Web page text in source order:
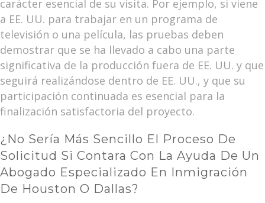
carácter esencial de su visita. Por ejemplo, si viene
a EE. UU. para trabajar en un programa de
televisión o una película, las pruebas deben
demostrar que se ha llevado a cabo una parte
significativa de la producción fuera de EE. UU. y que
seguirá realizándose dentro de EE. UU., y que su
participación continuada es esencial para la
finalización satisfactoria del proyecto.
¿No Sería Más Sencillo El Proceso De
Solicitud Si Contara Con La Ayuda De Un
Abogado Especializado En Inmigración
De Houston O Dallas?